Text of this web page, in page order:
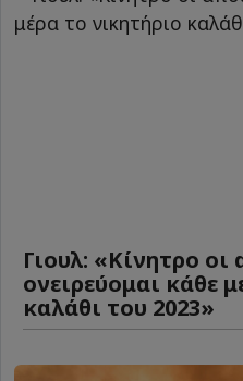
Γιουλ: «Κίνητρο οι
ονειρεύομαι κάθε
καλάθι του 2023»